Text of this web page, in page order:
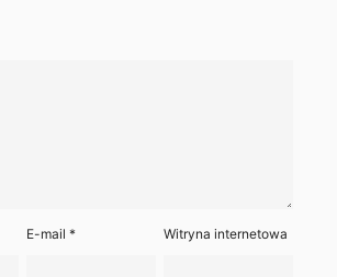
E-mail* Witryna internetowa